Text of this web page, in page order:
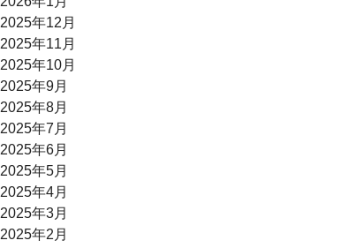
2025年12月
2025年11月
2025年10月
2025年9月
2025年8月
2025年7月
2025年6月
2025年5月
2025年4月
2025年3月
2025年2月